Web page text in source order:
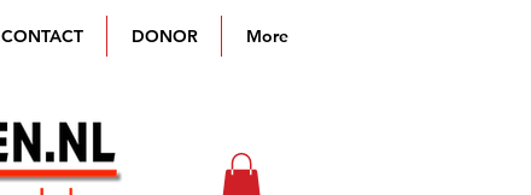
CONTACT DONOR More